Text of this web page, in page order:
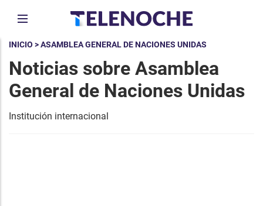
INICIO > ASAMBLEA GENERAL DE NACIONES UNIDAS
Noticias sobre Asamblea
General de Naciones Unidas
Institución internacional